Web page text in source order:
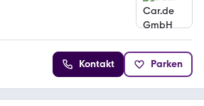
Kontakt Parken